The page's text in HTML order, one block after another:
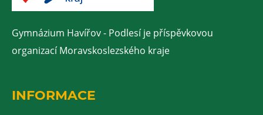
Gymnázium Havířov - Podlesí je příspěvkovou
organizací Moravskoslezského kraje
INFORMACE